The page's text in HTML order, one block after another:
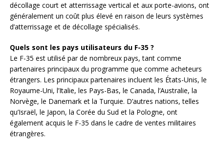
décollage court et atterrissage vertical et aux porte-avions, ont
généralement un coût plus élevé en raison de leurs systèmes
d’atterrissage et de décollage spécialisés.
Quels sont les pays utilisateurs du F-35 ?
Le F-35 est utilisé par de nombreux pays, tant comme
partenaires principaux du programme que comme acheteurs
étrangers. Les principaux partenaires incluent les États-Unis, le
Royaume-Uni, l’Italie, les Pays-Bas, le Canada, l’Australie, la
Norvège, le Danemark et la Turquie. D’autres nations, telles
qu’Israël, le Japon, la Corée du Sud et la Pologne, ont
également acquis le F-35 dans le cadre de ventes militaires
étrangères.